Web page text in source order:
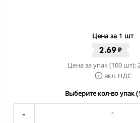
Цена за 1 шт
2.69 ₽
Цена за упак (100 шт):
вкл. НДС
Выберите кол-во упак
-